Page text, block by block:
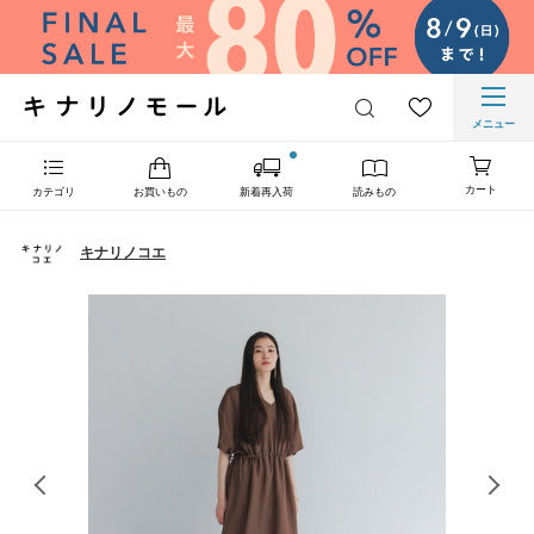
メニュー
カテゴリ お買いもの 新着再入荷 読みもの カート
キナリノコエ